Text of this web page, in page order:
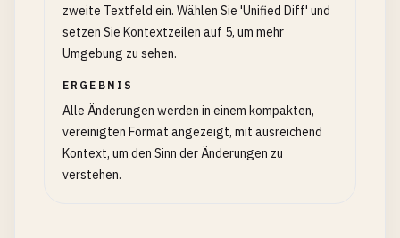
zweite Textfeld ein. Wählen Sie 'Unified Diff' und
setzen Sie Kontextzeilen auf 5, um mehr
Umgebung zu sehen.
ERGEBNIS
Alle Änderungen werden in einem kompakten,
vereinigten Format angezeigt, mit ausreichend
Kontext, um den Sinn der Änderungen zu
verstehen.